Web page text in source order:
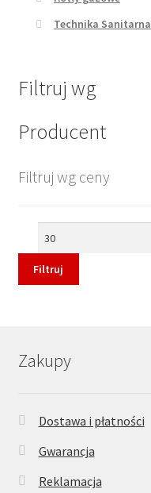
Technika Sanitarna
Filtruj wg
Producent
Filtruj wg ceny
Cena
Filtruj
Zakupy
Dostawa i płatności
Gwarancja
Reklamacja